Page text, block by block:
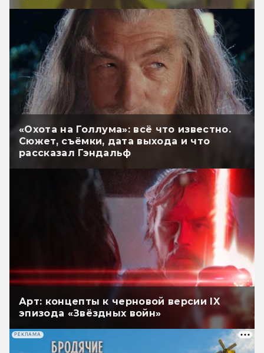
«Охота на Голлума»: всё что известно.
Сюжет, съёмки, дата выхода и что
рассказал Гэндальф
Арт: концепты к черновой версии IX
эпизода «Звёздных войн»
РЕКЛАМА